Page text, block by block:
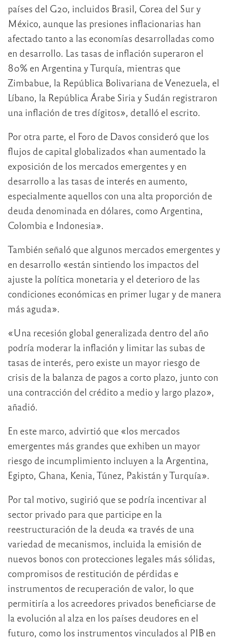
países del G20, incluidos Brasil, Corea del Sur y
México, aunque las presiones inflacionarias han
afectado tanto a las economías desarrolladas como
en desarrollo. Las tasas de inflación superaron el
80% en Argentina y Turquía, mientras que
Zimbabue, la República Bolivariana de Venezuela, el
Líbano, la República Árabe Siria y Sudán registraron
una inflación de tres dígitos», detalló el escrito.
Por otra parte, el Foro de Davos consideró que los
flujos de capital globalizados «han aumentado la
exposición de los mercados emergentes y en
desarrollo a las tasas de interés en aumento,
especialmente aquellos con una alta proporción de
deuda denominada en dólares, como Argentina,
Colombia e Indonesia».
También señaló que algunos mercados emergentes y
en desarrollo «están sintiendo los impactos del
ajuste la política monetaria y el deterioro de las
condiciones económicas en primer lugar y de manera
más aguda».
«Una recesión global generalizada dentro del año
podría moderar la inflación y limitar las subas de
tasas de interés, pero existe un mayor riesgo de
crisis de la balanza de pagos a corto plazo, junto con
una contracción del crédito a medio y largo plazo»,
añadió.
En este marco, advirtió que «los mercados
emergentes más grandes que exhiben un mayor
riesgo de incumplimiento incluyen a la Argentina,
Egipto, Ghana, Kenia, Túnez, Pakistán y Turquía».
Por tal motivo, sugirió que se podría incentivar al
sector privado para que participe en la
reestructuración de la deuda «a través de una
variedad de mecanismos, incluida la emisión de
nuevos bonos con protecciones legales más sólidas,
compromisos de restitución de pérdidas e
instrumentos de recuperación de valor, lo que
permitiría a los acreedores privados beneficiarse de
la evolución al alza en los países deudores en el
futuro, como los instrumentos vinculados al PIB en